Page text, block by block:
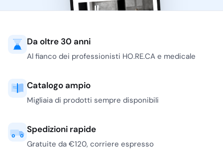
mischiare famiglie
differenti.
Chirurgia
comprende materiali
sterili, teli, garze,
medicazioni e presidi
Da oltre 30 anni
Al fianco dei professionisti HO.RE.CA e medicale
Catalogo ampio
Migliaia di prodotti sempre disponibili
Spedizioni rapide
Gratuite da €120, corriere espresso